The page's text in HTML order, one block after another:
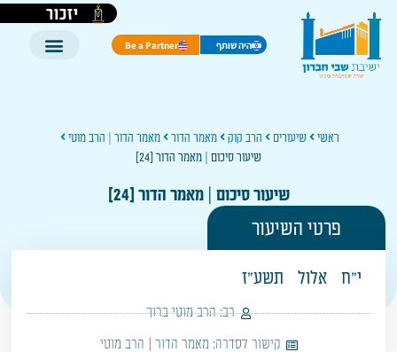
יזכור
היה שותף Be a Partner
ראשי שיעורים הרב קוק מאמר הדור
מאמר הדור | הרב מוטי
שיעור סיכום | מאמר הדור [24]
שיעור סיכום | מאמר הדור [24]
פרטי השיעור
י"ח אלול תשע"ז
רב: הרב מוטי ברוך
קישור לסדרה: מאמר הדור | הרב מוטי